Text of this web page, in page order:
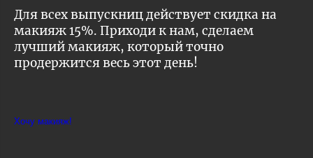
Для всех выпускниц действует скидка на
макияж 15%. Приходи к нам, сделаем
лучший макияж, который точно
продержится весь этот день!
Хочу макияж!